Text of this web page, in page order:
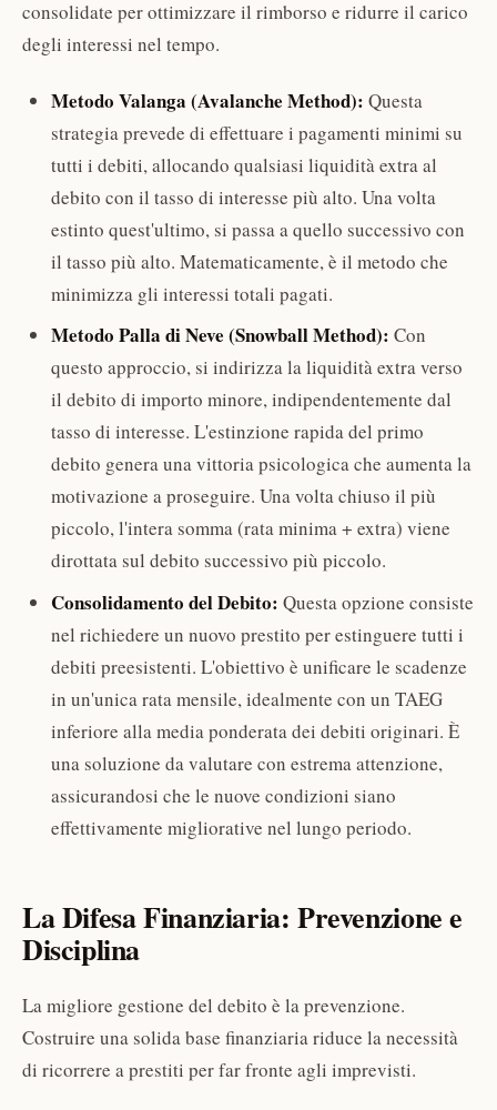
consolidate per ottimizzare il rimborso e ridurre il carico
degli interessi nel tempo.
Metodo Valanga (Avalanche Method): Questa
strategia prevede di effettuare i pagamenti minimi su
tutti i debiti, allocando qualsiasi liquidità extra al
debito con il tasso di interesse più alto. Una volta
estinto quest'ultimo, si passa a quello successivo con
il tasso più alto. Matematicamente, è il metodo che
minimizza gli interessi totali pagati.
Metodo Palla di Neve (Snowball Method): Con
questo approccio, si indirizza la liquidità extra verso
il debito di importo minore, indipendentemente dal
tasso di interesse. L'estinzione rapida del primo
debito genera una vittoria psicologica che aumenta la
motivazione a proseguire. Una volta chiuso il più
piccolo, l'intera somma (rata minima + extra) viene
dirottata sul debito successivo più piccolo.
Consolidamento del Debito: Questa opzione consiste
nel richiedere un nuovo prestito per estinguere tutti i
debiti preesistenti. L'obiettivo è unificare le scadenze
in un'unica rata mensile, idealmente con un TAEG
inferiore alla media ponderata dei debiti originari. È
una soluzione da valutare con estrema attenzione,
assicurandosi che le nuove condizioni siano
effettivamente migliorative nel lungo periodo.
La Difesa Finanziaria: Prevenzione e
Disciplina
La migliore gestione del debito è la prevenzione.
Costruire una solida base finanziaria riduce la necessità
di ricorrere a prestiti per far fronte agli imprevisti.